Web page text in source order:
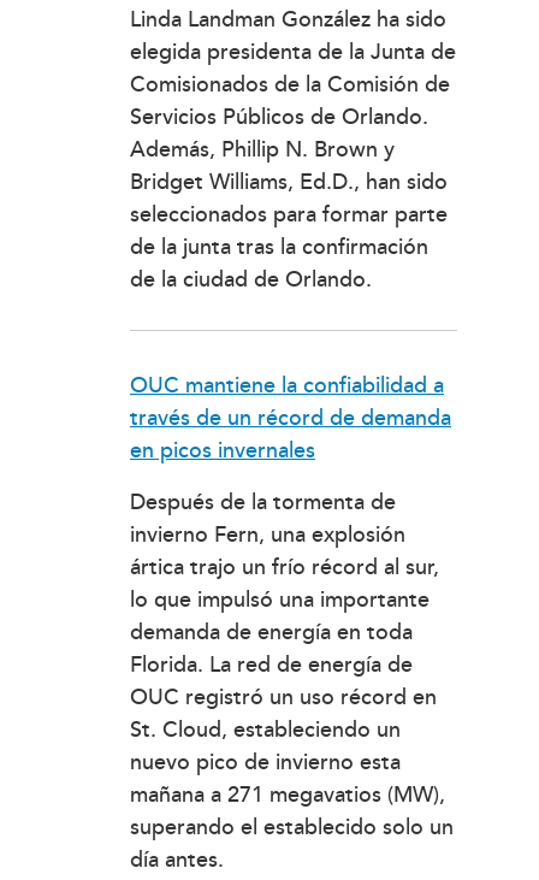
Linda Landman González ha sido
elegida presidenta de la Junta de
Comisionados de la Comisión de
Servicios Públicos de Orlando.
Además, Phillip N. Brown y
Bridget Williams, Ed.D., han sido
seleccionados para formar parte
de la junta tras la confirmación
de la ciudad de Orlando.
OUC mantiene la confiabilidad a
través de un récord de demanda
en picos invernales
Después de la tormenta de
invierno Fern, una explosión
ártica trajo un frío récord al sur,
lo que impulsó una importante
demanda de energía en toda
Florida. La red de energía de
OUC registró un uso récord en
St. Cloud, estableciendo un
nuevo pico de invierno esta
mañana a 271 megavatios (MW),
superando el establecido solo un
día antes.